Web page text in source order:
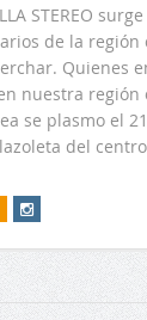
STEREO
de la
Quienes
nuestra
se plasmo el
del